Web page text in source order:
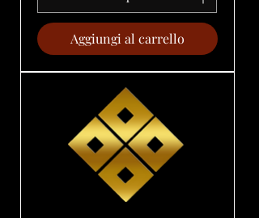
Aggiungi al carrello